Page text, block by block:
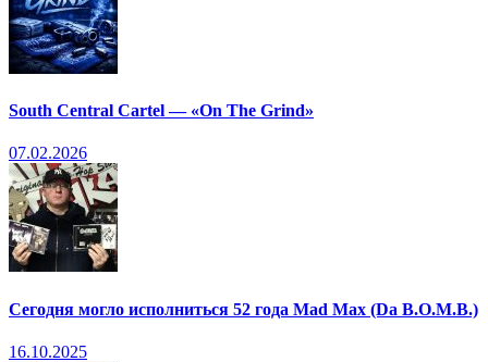
South Central Cartel — «On The Grind»
07.02.2026
Сегодня могло исполниться 52 года Mad Max (Da B.O.M.B.)
16.10.2025